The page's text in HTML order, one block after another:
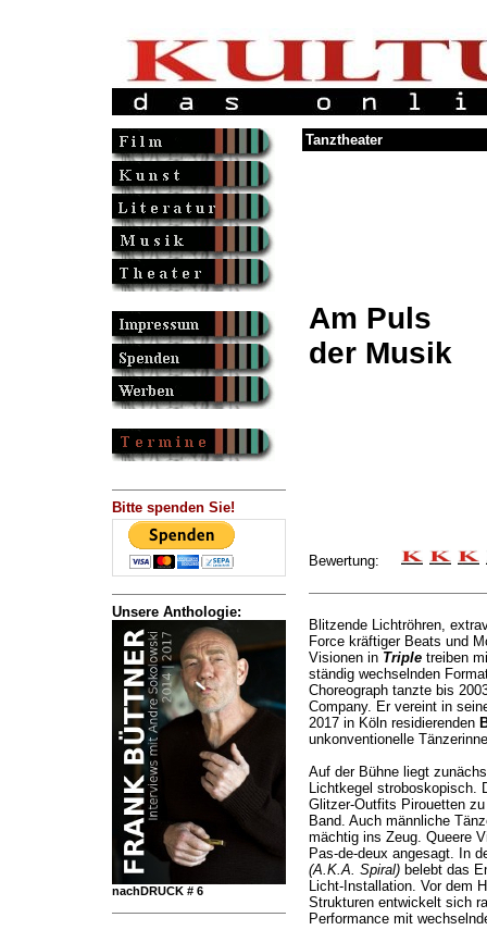
Bitte spenden Sie!
Unsere Anthologie:
nachDRUCK # 6
Tanztheater
Am Puls
der Musik
Bewertung:
Blitzende Lichtröhren,
Force kräftiger Beats und
Visionen in Tripletreiben
ständig wechselnden
Choreograph tanzte bis
Company. Er vereint in
2017 in Köln residierenden
unkonventionelle
Auf der Bühne liegt
Lichtkegel stroboskopisch.
Glitzer-Outfits Pirouetten
Band. Auch männliche
mächtig ins Zeug. Queere
Pas-de-deux angesagt. In
(A.K.A. Spiral)belebt das
Licht-Installation. Vor dem
Strukturen entwickelt sich
Performance mit